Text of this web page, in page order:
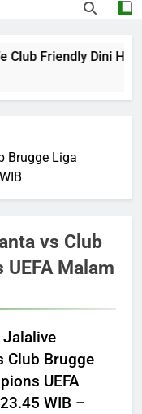
Club Friendly Dini
Brugge Liga
vs Club
Malam
Jalalive
Club Brugge
UEFA
WIB –